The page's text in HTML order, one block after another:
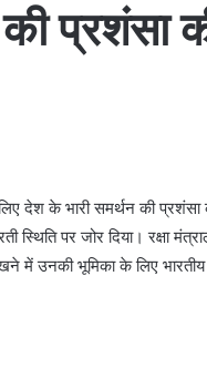
प्रशंसा
देश के भारी समर्थन की प्रशंसा
पर जोर दिया। रक्षा
उनकी भूमिका के लिए भारतीय